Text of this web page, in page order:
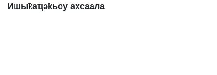
Ишыҟаҵәҟьоу ахсаала